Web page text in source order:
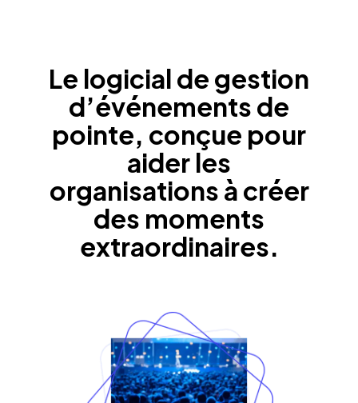
Le logicial de gestion
d’événements de
pointe, conçue pour
aider les
organisations à créer
des moments
extraordinaires.